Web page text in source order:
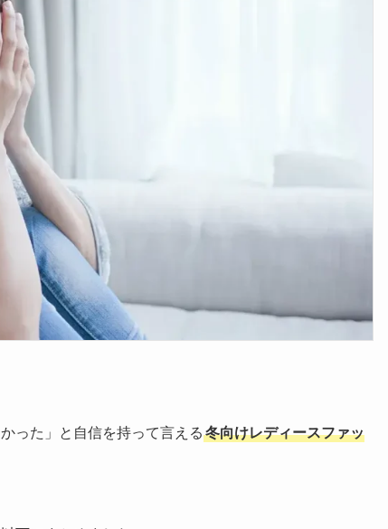
った」と自信を持って言える 冬向けレディースファッ